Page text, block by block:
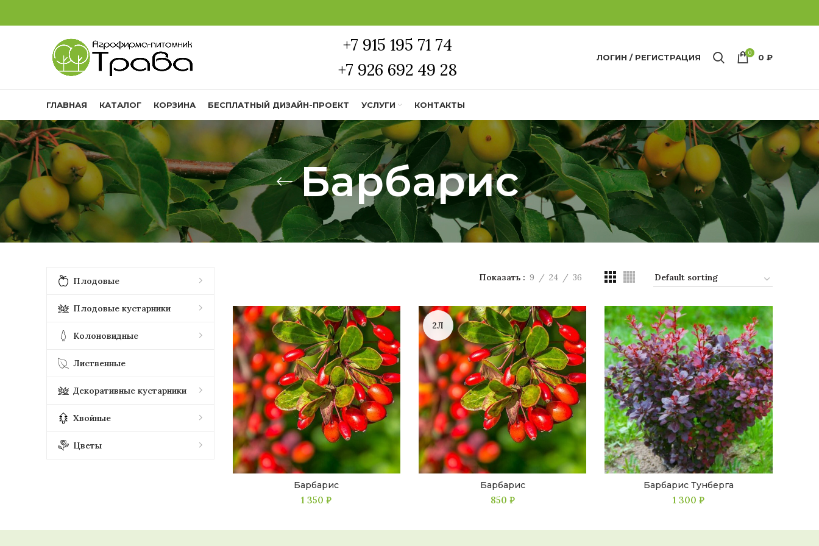
+7 915 195 71 74
+7 926 692 49 28
ЛОГИН / РЕГИСТРАЦИЯ 0 0 ₽
ГЛАВНАЯ КАТАЛОГ КОРЗИНА БЕСПЛАТНЫЙ ДИЗАЙН-ПРОЕКТ УСЛУГИ КОНТАКТЫ
Барбарис
Плодовые
Плодовые кустарники
Колоновидные
Лиственные
Декоративные кустарники
Хвойные
Цветы
Показать 9 24 36
Барбарис
1 350₽
2Л
Барбарис
850 ₽
Барбарис Тунберга
1 300₽